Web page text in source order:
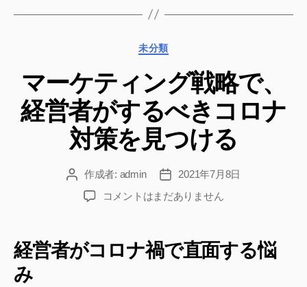
カ
ゴ
リ
ー
未分類
マーケティング戦略で、
経営者がするべきコロナ
対策を見つける
投 作成者: admin
投
稿
日
2021年7月8日
マ
ィ
コメントはまだありません
経営者がコロナ禍で直面する悩
み